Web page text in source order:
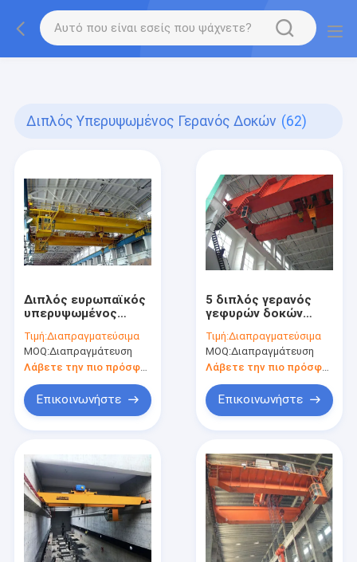
gtag('config', 'G-QWE9HWC3PF', {cookie_flags:
"SameSite=None;Secure"});
Διπλός Υπερυψωμένος Γερανός Δοκών (62)
Διπλός ευρωπαϊκός
υπερυψωμένος
Τιμή:Διαπραγματεύσιμα
MOQ:Διαπραγμάτευση
Λάβετε την πιο πρόσφατη τιμή
Επικοινωνήστε
5 διπλός γερανός
γεφυρών δοκών
Τιμή:Διαπραγματεύσιμα
MOQ:Διαπραγμάτευση
Επικοινωνήστε